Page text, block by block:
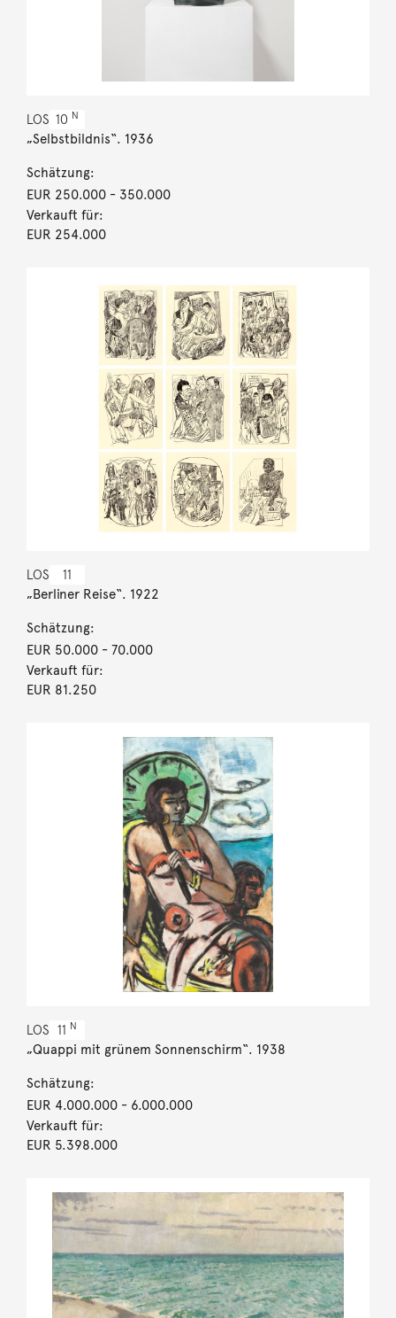
LOS 10 N
„Selbstbildnis“. 1936
Schätzung:
EUR 250.000- 350.000
Verkauft für:
EUR 254.000
LOS 11
„Berliner Reise“. 1922
Schätzung:
EUR 50.000- 70.000
Verkauft für:
EUR 81.250
LOS 11 N
„Quappi mit grünem Sonnenschirm“. 1938
Schätzung:
EUR 4.000.000- 6.000.000
Verkauft für:
EUR 5.398.000